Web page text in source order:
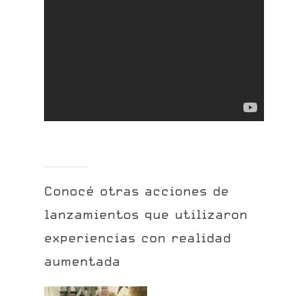
Conocé otras acciones de
lanzamientos que utilizaron
experiencias con realidad
aumentada